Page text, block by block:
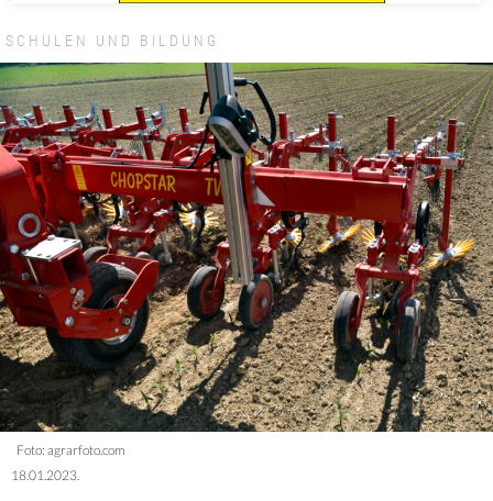
SCHULEN UND BILDUNG
Foto: agrarfoto.com
18.01.2023.